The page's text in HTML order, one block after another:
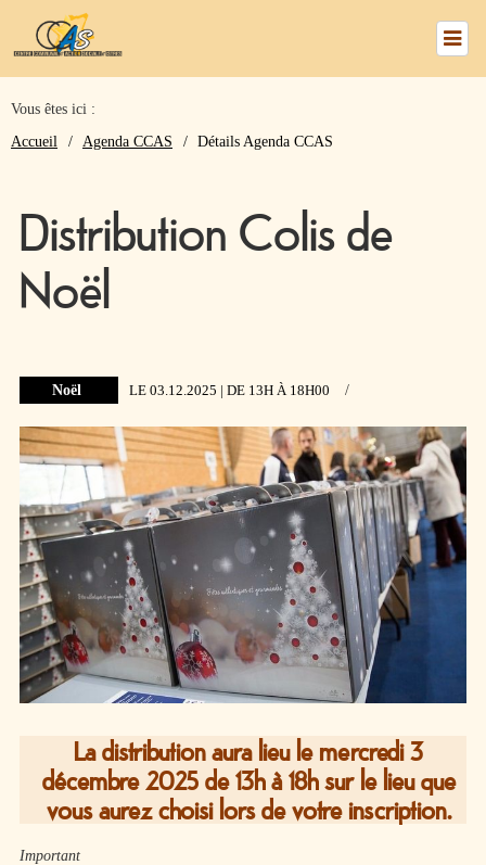
numéros
Nous
trouver
CCAS
Mes
Services
Halte répit
la
PAUSETO
Les
plaquettes
Affichage
légal
Opération
canicule
Vous êtes ici :
Accueil
Agenda CCAS Détails Agenda CCAS
Distribution Colis de
Noël
Noël LE 03.12.2025 | DE 13H À 18H00 /
La distribution aura lieu le mercredi 3
décembre 2025 de 13h à 18h sur le lieu que
vous aurez choisi lors de votre inscription.
Important